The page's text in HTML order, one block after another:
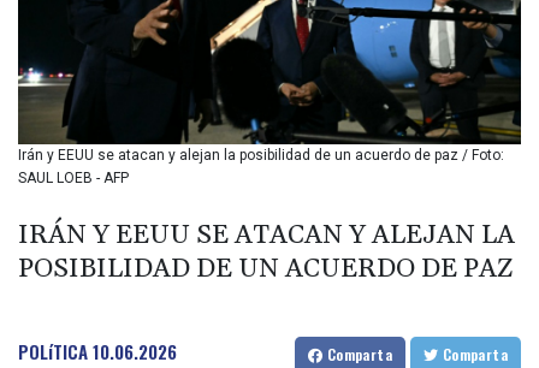
22635.15384
BZD 2.319233
CAD 1.618125
CDF
2611.126427
CHF 0.932311
1055.559908
CNH 7.793913
CRC 522.915026
Irán y EEUU se atacan y alejan la posibilidad de un acuerdo de paz / Foto:
SAUL LOEB - AFP
IRÁN Y EEUU SE ATACAN Y ALEJAN LA
POSIBILIDAD DE UN ACUERDO DE PAZ
POLíTICA10.06.2026 Comparta Comparta